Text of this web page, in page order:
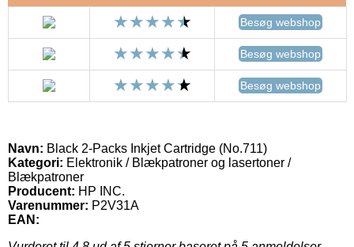
Besøg webshop
Besøg webshop
Besøg webshop
Navn: Black 2-Packs Inkjet Cartridge (No.711)
Kategori: Elektronik / Blækpatroner og lasertoner /
Blækpatroner
Producent: HP INC.
Varenummer: P2V31A
EAN: